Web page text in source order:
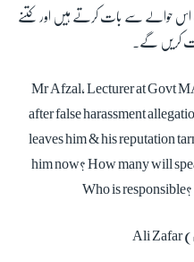
لوگ اس حوالے سے بات کرتے ہیں اور کتنے
کریں گے۔
Mr Afzal, Lecturer at Govt
after false harassment
leaves him & his reputation
him now? How many will
Who is responsible?